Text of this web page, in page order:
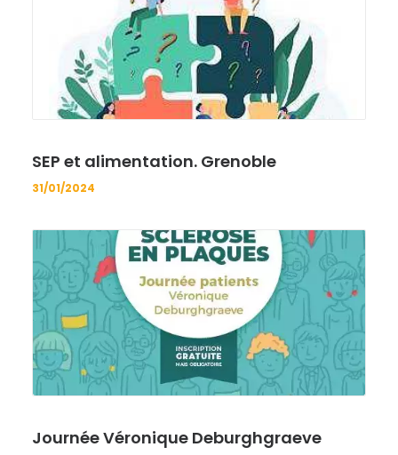
SEP et alimentation. Grenoble
31/01/2024
Journée Véronique Deburghgraeve